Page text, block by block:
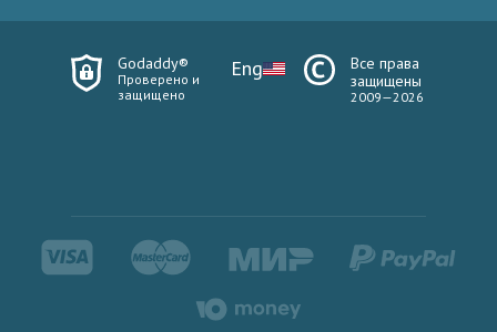
Godaddy®
Проверено и
защищено
Eng
Все права
защищены
2009—2026